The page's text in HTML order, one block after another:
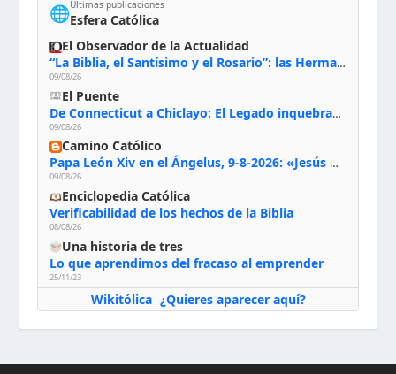
🌐Últimas publicaciones
Esfera Católica
El Observador de la Actualidad
“La Biblia, el Santísimo y el Rosario”: las Hermanas de Belén, evacuadas por el incendio de Huelva, España
09/08/26
El Puente
De Connecticut a Chiclayo: El Legado inquebrantable de Monseñor Juan Tomis Stack
09/08/26
Camino Católico
Papa León Xiv en el Ángelus, 9-8-2026: «Jesús no nos abandona y si lo acogemos con humildad con la oración, los sacramentos y la escucha de su Palabra, en Él encontraremos paz, luz y fuerza para nuestro camino»
09/08/26
Enciclopedia Católica
Verificabilidad de los hechos de la Biblia
08/08/26
Una historia de tres
Lo que aprendimos del fracaso al emprender
25/11/23
Wikitólica· ¿Quieres aparecer aquí?